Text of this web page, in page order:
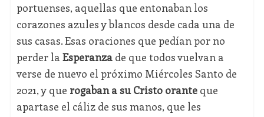
portuenses, aquellas que entonaban los
corazones azules y blancos desde cada una de
sus casas. Esas oraciones que pedían por no
perder la Esperanzade que todos vuelvan a
verse de nuevo el próximo Miércoles Santo de
2021, y que rogaban a su Cristo oranteque
apartase el cáliz de sus manos, que les